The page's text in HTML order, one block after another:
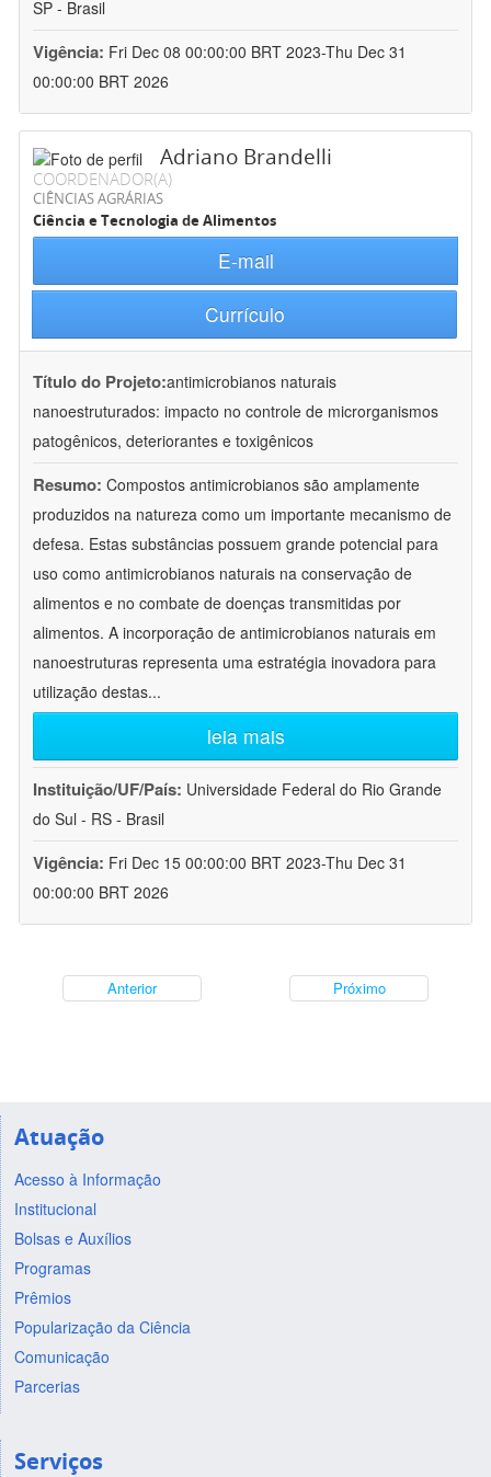
SP - Brasil
Vigência: Fri Dec 08 00:00:00 BRT 2023-Thu Dec 31
00:00:00 BRT 2026
Adriano Brandelli
COORDENADOR(A)
CIÊNCIAS AGRÁRIAS
Ciência e Tecnologia de Alimentos
E-mail
Currículo
Título do Projeto:antimicrobianos naturais
nanoestruturados: impacto no controle de microrganismos
patogênicos, deteriorantes e toxigênicos
Resumo: Compostos antimicrobianos são amplamente
produzidos na natureza como um importante mecanismo de
defesa. Estas substâncias possuem grande potencial para
uso como antimicrobianos naturais na conservação de
alimentos e no combate de doenças transmitidas por
alimentos. A incorporação de antimicrobianos naturais em
nanoestruturas representa uma estratégia inovadora para
utilização destas...
leia mais
Instituição/UF/País: Universidade Federal do Rio Grande
do Sul - RS - Brasil
Vigência: Fri Dec 15 00:00:00 BRT 2023-Thu Dec 31
00:00:00 BRT 2026
Anterior Próximo
Atuação
Acesso à Informação
Institucional
Bolsas e Auxílios
Programas
Prêmios
Popularização da Ciência
Comunicação
Parcerias
Serviços